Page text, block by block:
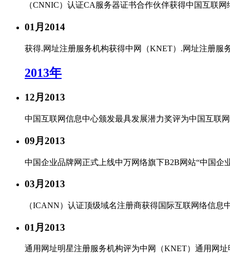
（CNNIC）认证CA服务器证书合作伙伴获得中国互联网
01月 2014
获得.网址注册服务机构获得中网（KNET）.网址注册服
2013年
12月 2013
中国互联网信息中心颁发最具发展潜力奖评为中国互联
09月 2013
中国企业品牌网正式上线中万网络旗下B2B网站“中国企
03月 2013
（ICANN）认证顶级域名注册商获得国际互联网络信息
01月 2013
通用网址明星注册服务机构评为中网（KNET）通用网